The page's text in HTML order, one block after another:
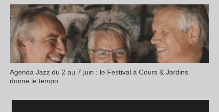
Agenda Jazz du 2 au 7 juin : le Festival à Cours & Jardins
donne le tempo